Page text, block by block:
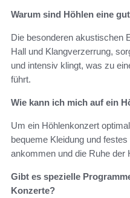
Warum sind Höhlen eine
Die besonderen akustischen
Hall und Klangverzerrung,
und intensiv klingt, was zu
führt.
Wie kann ich mich auf ein
Um ein Höhlenkonzert
bequeme Kleidung und
ankommen und die Ruhe der
Gibt es spezielle
Konzerte?